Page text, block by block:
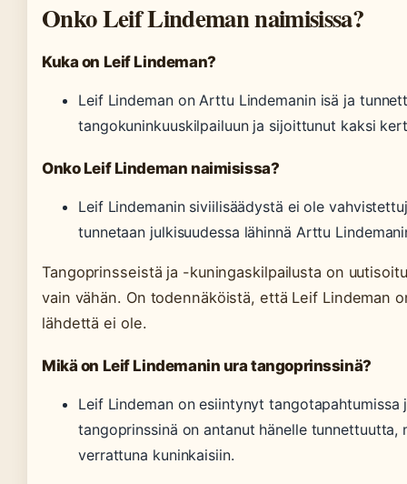
Onko Leif Lindeman naimisissa?
Kuka on Leif Lindeman?
Leif Lindeman on Arttu Lindemanin isä ja
tangokuninkuuskilpailuun ja sijoittunut kaksi
Onko Leif Lindeman naimisissa?
Leif Lindemanin siviilisäädystä ei ole
tunnetaan julkisuudessa lähinnä Arttu
Tangoprinsseistä ja -kuningaskilpailusta on
vain vähän. On todennäköistä, että Leif Lindeman
lähdettä ei ole.
Mikä on Leif Lindemanin ura tangoprinssinä?
Leif Lindeman on esiintynyt
tangoprinssinä on antanut hänelle
verrattuna kuninkaisiin.